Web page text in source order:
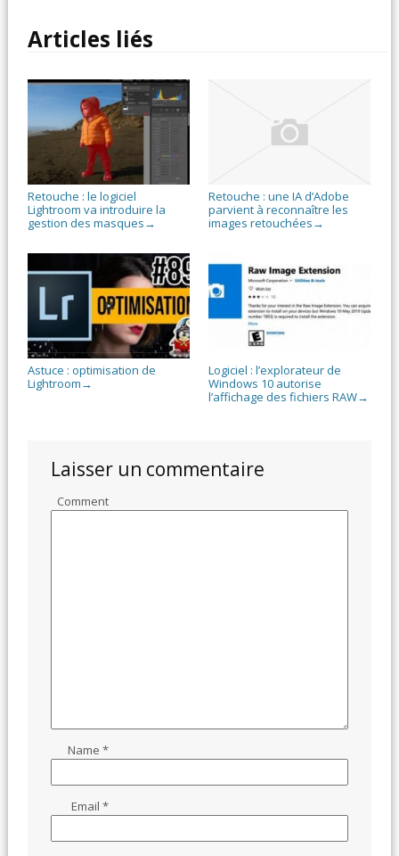
Articles liés
Retouche : le logiciel
Lightroom va introduire la
gestion des masques →
Retouche : une IA d’Adobe
parvient à reconnaître les
images retouchées →
Astuce : optimisation de
Lightroom →
Logiciel : l’explorateur de
Windows 10 autorise
l’affichage des fichiers RAW→
Laisser un commentaire
Comment
Name*
Email*